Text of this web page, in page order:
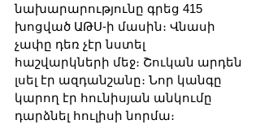
նախարարությունը գրեց 415
խոցված ԱԹՍ-ի մասին։ Վնասի
չափը դեռ չէր նստել
հաշվարկների մեջ։ Շուկան արդեն
լսել էր ազդանշանը։ Նոր կանգը
կարող էր հունիսյան անկումը
դարձնել հուլիսի նորմա։